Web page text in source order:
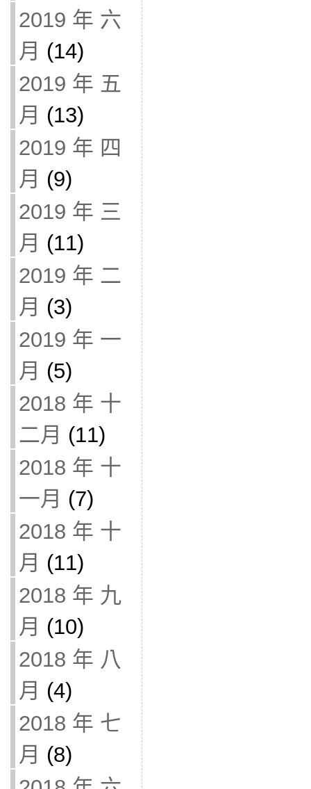
2019 年 六
月 (14)
2019 年 五
月 (13)
2019 年 四
月 (9)
2019 年 三
月 (11)
2019 年 二
月 (3)
2019 年 一
月 (5)
2018 年 十
二月 (11)
2018 年 十
一月 (7)
2018 年 十
月 (11)
2018 年 九
月 (10)
2018 年 八
月 (4)
2018 年 七
月 (8)